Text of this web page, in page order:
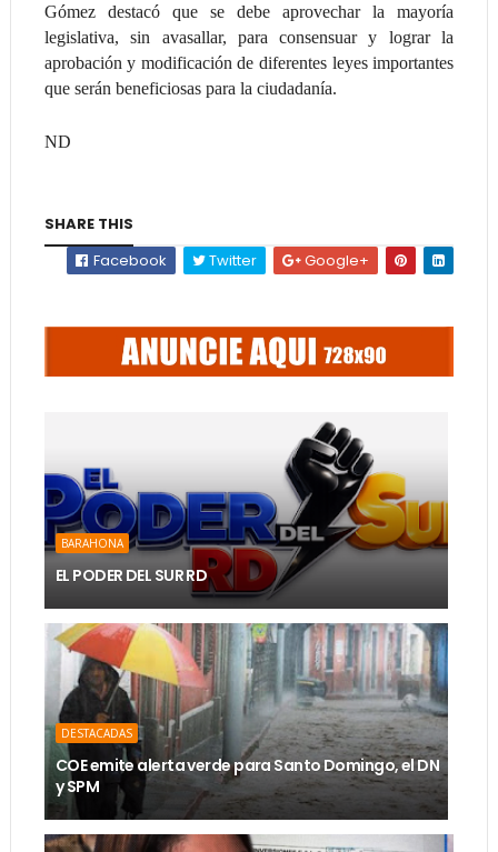
Gómez destacó que se debe aprovechar la mayoría
legislativa, sin avasallar, para consensuar y lograr la
aprobación y modificación de diferentes leyes importantes
que serán beneficiosas para la ciudadanía.
ND
SHARE THIS
Facebook
Twitter Google+
BARAHONA
EL PODER DEL SUR RD
DESTACADAS
COE emite alerta verde para Santo Domingo, el DN
y SPM